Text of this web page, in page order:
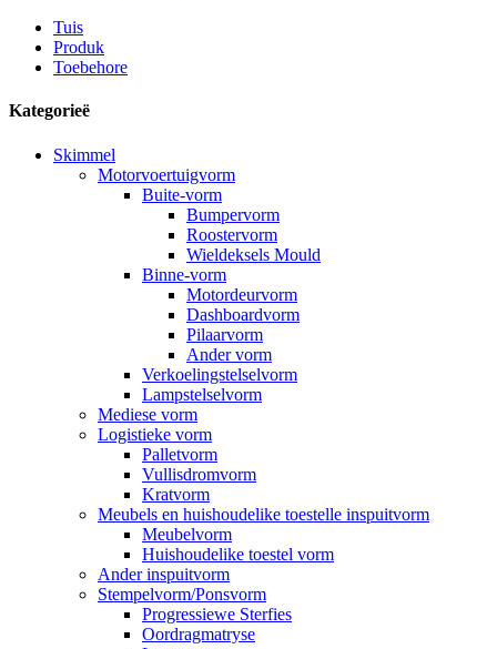
Tuis
Produk
Toebehore
Kategorieë
Skimmel
Motorvoertuigvorm
Buite-vorm
Bumpervorm
Roostervorm
Wieldeksels Mould
Binne-vorm
Motordeurvorm
Dashboardvorm
Pilaarvorm
Ander vorm
Verkoelingstelselvorm
Lampstelselvorm
Mediese vorm
Logistieke vorm
Palletvorm
Vullisdromvorm
Kratvorm
Meubels en huishoudelike toestelle inspuitvorm
Meubelvorm
Huishoudelike toestel vorm
Ander inspuitvorm
Stempelvorm/Ponsvorm
Progressiewe Sterfies
Oordragmatryse